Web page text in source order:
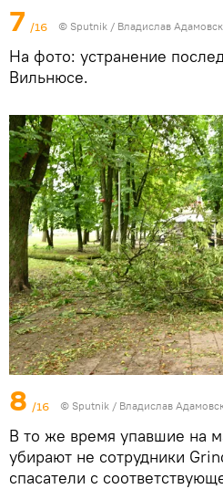
7 /16 © Sputnik / Владислав
На фото: устранение
Вильнюсе.
8 /16 © Sputnik / Владислав
В то же время упавшие на
убирают не сотрудники
спасатели с